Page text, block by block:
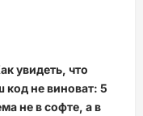
увидеть, что
код не виноват: 5
не в софте, а в